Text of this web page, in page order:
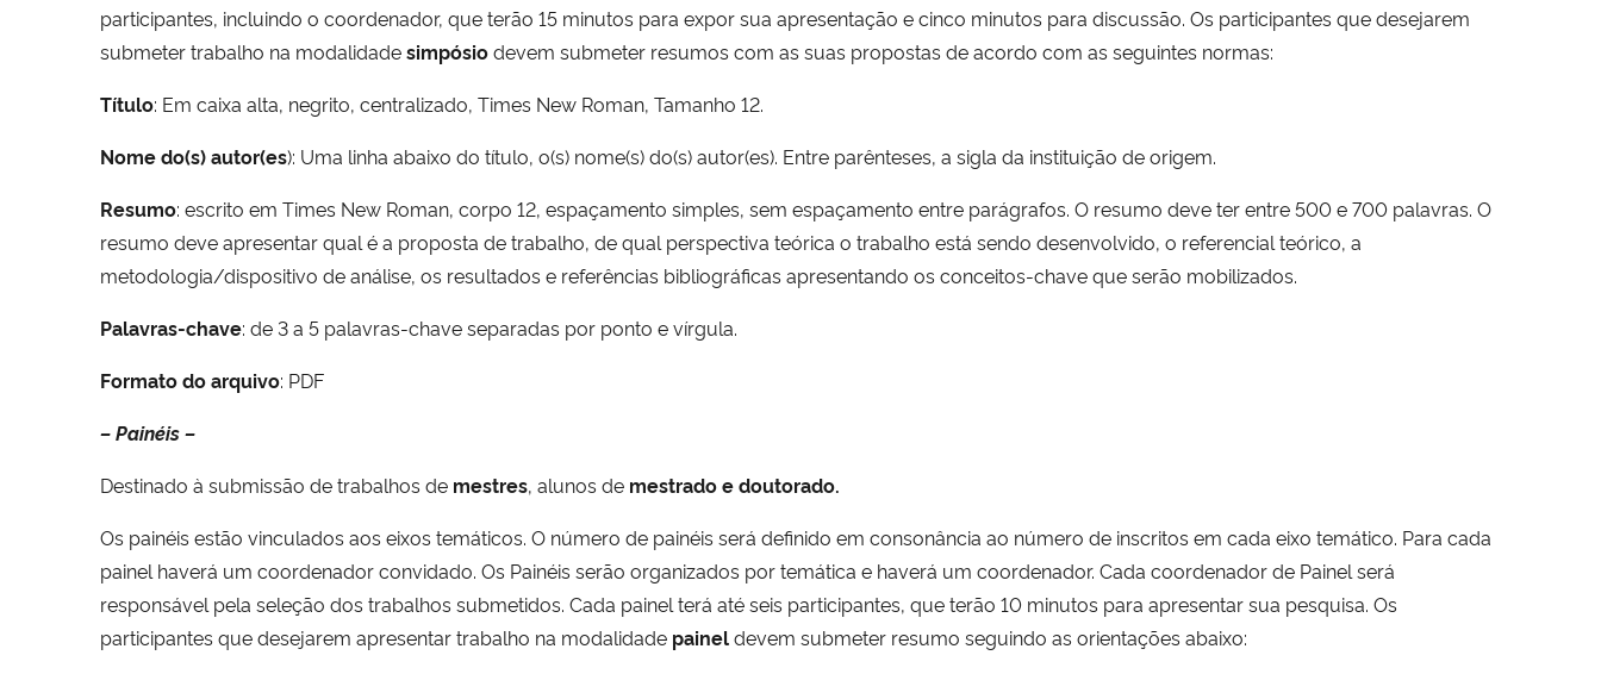
participantes, incluindo o coordenador, que terão 15 minutos para expor sua apresentação e cinco minutos para discussão. Os participantes que desejarem
submeter trabalho na modalidadesimpósiodevem submeter resumos com as suas propostas de acordo com as seguintes normas:
Título: Em caixa alta, negrito, centralizado, Times New Roman, Tamanho 12.
Nome do(s) autor(es): Uma linha abaixo do título, o(s) nome(s) do(s) autor(es). Entre parênteses, a sigla da instituição de origem.
Resumo: escrito em Times New Roman, corpo 12, espaçamento simples, sem espaçamento entre parágrafos. O resumo deve ter entre 500 e 700 palavras. O
resumo deve apresentar qual é a proposta de trabalho, de qual perspectiva teórica o trabalho está sendo desenvolvido, o referencial teórico, a
metodologia/dispositivo de análise, os resultados e referências bibliográficas apresentando os conceitos-chave que serão mobilizados.
Palavras-chave: de 3 a 5 palavras-chave separadas por ponto e vírgula.
Formato do arquivo: PDF
– Painéis –
Destinado à submissão de trabalhos de mestres, alunos de mestrado e doutorado.
Os painéis estão vinculados aos eixos temáticos. O número de painéis será definido em consonância ao número de inscritos em cada eixo temático. Para cada
painel haverá um coordenador convidado. Os Painéis serão organizados por temática e haverá um coordenador. Cada coordenador de Painel será
responsável pela seleção dos trabalhos submetidos. Cada painel terá até seis participantes, que terão 10 minutos para apresentar sua pesquisa. Os
participantes que desejarem apresentar trabalho na modalidade paineldevem submeter resumo seguindo as orientações abaixo: